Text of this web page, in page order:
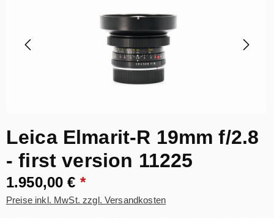
Leica Elmarit-R 19mm f/2.8
- first version 11225
1.950,00 € *
Preise inkl. MwSt. zzgl. Versandkosten